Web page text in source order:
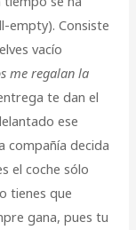
empty). Consiste
vacío
me regalan la
te dan el
ese
compañía decida
el coche sólo
tienes que
gana, pues tu